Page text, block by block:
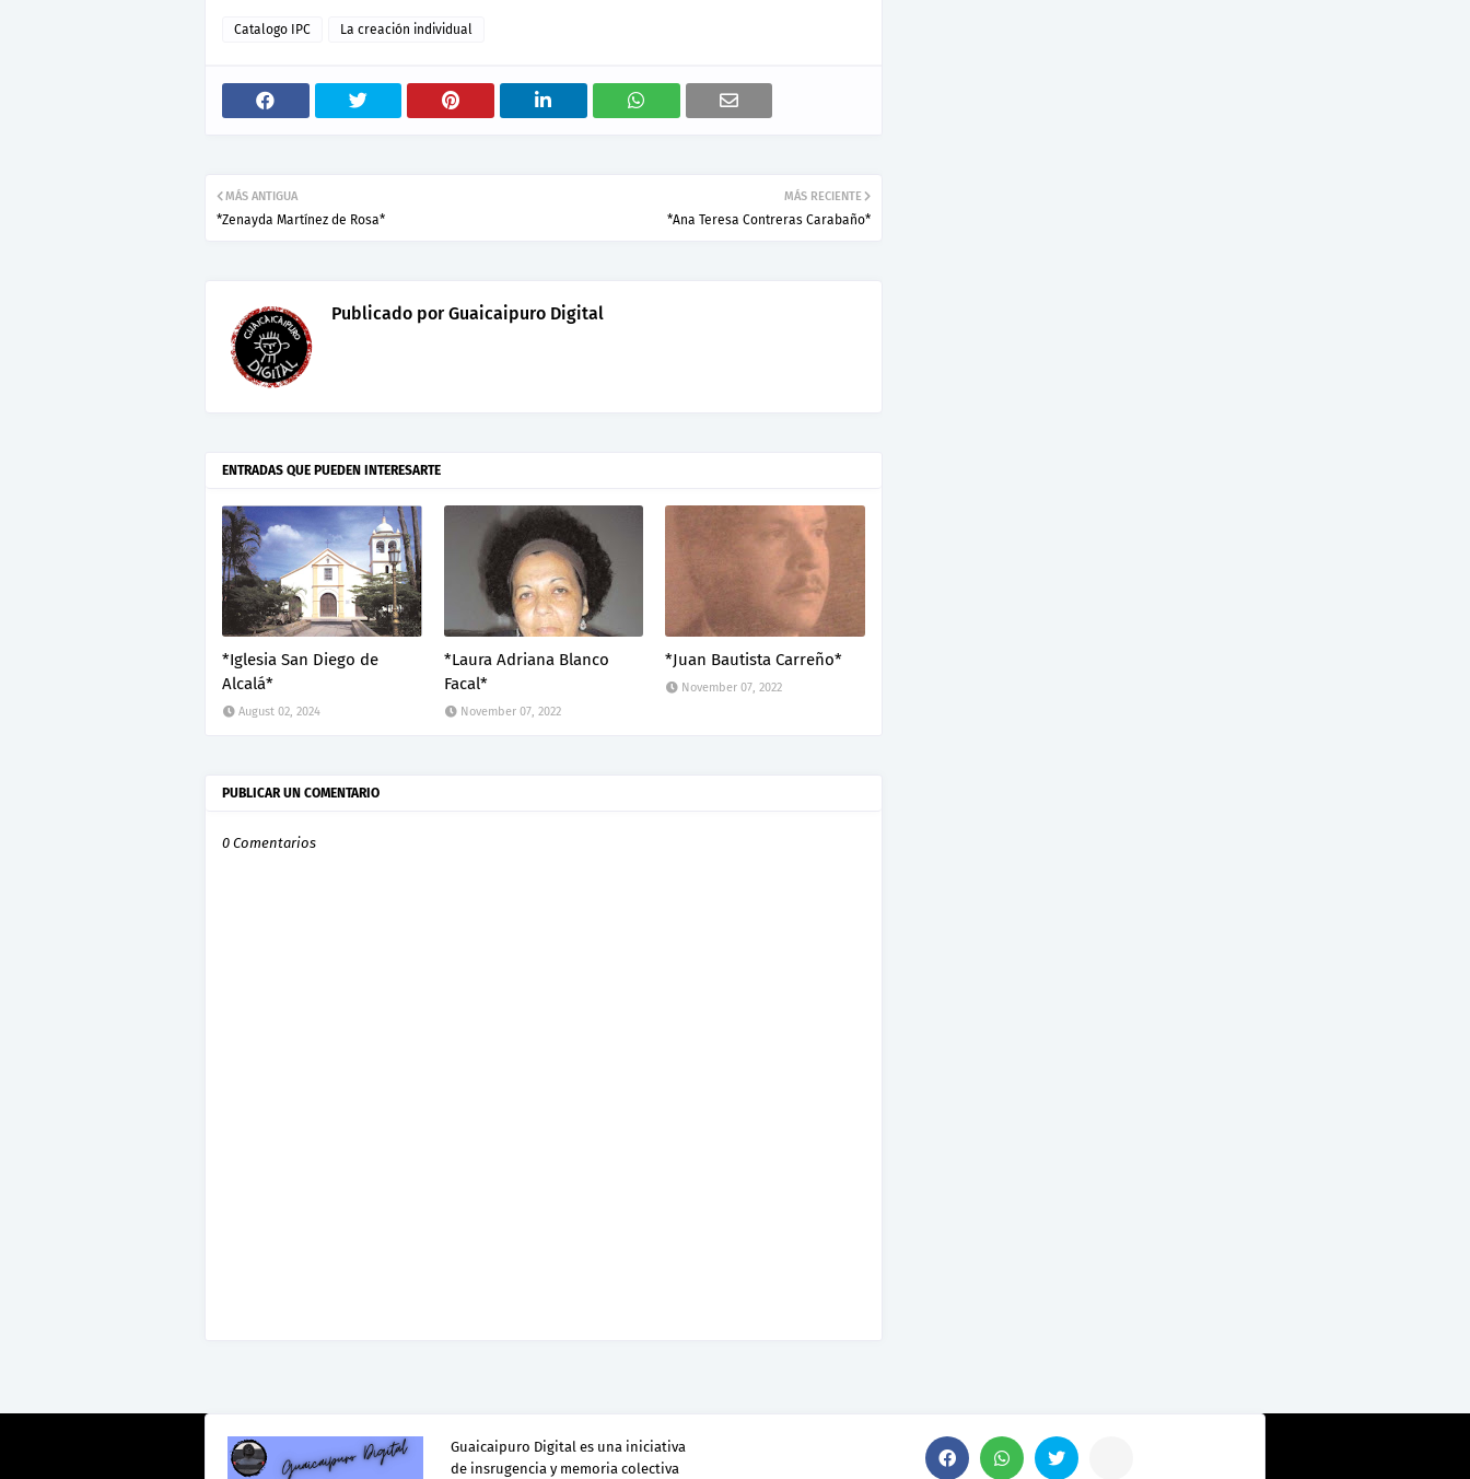
Catalogo IPC La creación individual
MÁS RECIENTE
*Ana Teresa Contreras Carabaño*
MÁS ANTIGUA
*Zenayda Martínez de Rosa*
Publicado porGuaicaipuro Digital
ENTRADAS QUE PUEDEN INTERESARTE
*Iglesia San Diego de
Alcalá*
August 02, 2024
*Laura Adriana Blanco
Facal*
November 07, 2022
*Juan Bautista Carreño*
November 07, 2022
PUBLICAR UN COMENTARIO
0 Comentarios
Guaicaipuro Digital es una iniciativa
de insrugencia y memoria colectiva